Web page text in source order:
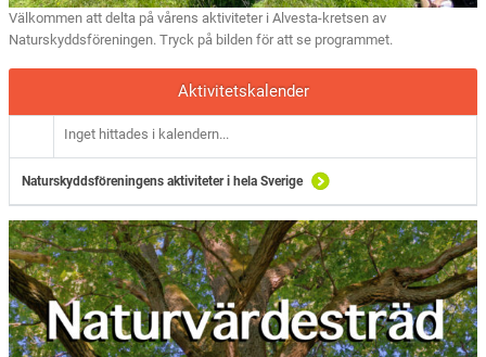
Välkommen att delta på vårens aktiviteter i Alvesta-kretsen av
Naturskyddsföreningen. Tryck på bilden för att se programmet.
Aktivitetskalender
Inget hittades i kalendern...
Naturskyddsföreningens aktiviteter i hela Sverige